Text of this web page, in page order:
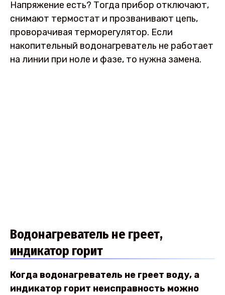
Напряжение есть? Тогда прибор отключают,
снимают термостат и прозванивают цепь,
проворачивая терморегулятор. Если
накопительный водонагреватель не работает
на линии при ноле и фазе, то нужна замена.
Водонагреватель не греет,
индикатор горит
Когда водонагреватель не греет воду, а
индикатор горит неисправность можно